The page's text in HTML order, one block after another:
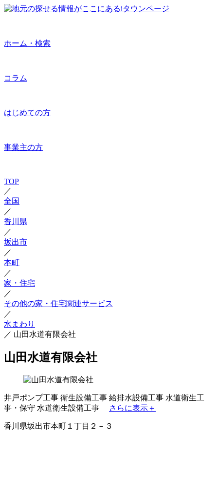
ホーム・検索
コラム
はじめての方
事業主の方
TOP
／
全国
／
香川県
／
坂出市
／
本町
／
家・住宅
／
その他の家・住宅関連サービス
／
水まわり
／ 山田水道有限会社
山田水道有限会社
井戸ポンプ工事 衛生設備工事 給排水設備工事 水道衛生工
事・保守 水道衛生設備工事 さらに表示＋
香川県坂出市本町１丁目２－３